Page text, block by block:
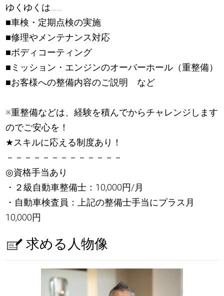
ゆくゆくは……
■車検・定期点検の実施
■修理やメンテナンス対応
■ボディコーティング
■ミッション・エンジンのオーバーホール（重整備）
■お客様への整備内容のご説明 など
※重整備などは、経験を積んでからチャレンジします
のでご安心を！
★スキルに応える制度あり！
－－－－－－－－－－－－－
◎資格手当あり
・２級自動車整備士：10,000円/月
・自動車検査員：上記の整備士手当にプラス月
10,000円
求める人物像